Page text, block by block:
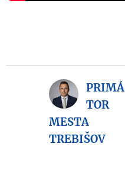
PRIMÁ
TOR
MESTA
TREBIŠOV